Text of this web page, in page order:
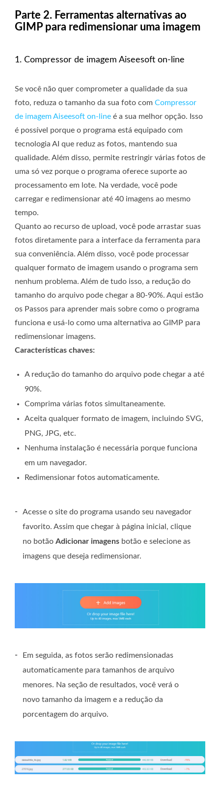
Parte 2. Ferramentas alternativas ao
GIMP para redimensionar uma imagem
1. Compressor de imagem Aiseesoft on-line
Se você não quer comprometer a qualidade da sua
foto, reduza o tamanho da sua foto com Compressor
de imagem Aiseesoft on-line é a sua melhor opção. Isso
é possível porque o programa está equipado com
tecnologia AI que reduz as fotos, mantendo sua
qualidade. Além disso, permite restringir várias fotos de
uma só vez porque o programa oferece suporte ao
processamento em lote. Na verdade, você pode
carregar e redimensionar até 40 imagens ao mesmo
tempo.
Quanto ao recurso de upload, você pode arrastar suas
fotos diretamente para a interface da ferramenta para
sua conveniência. Além disso, você pode processar
qualquer formato de imagem usando o programa sem
nenhum problema. Além de tudo isso, a redução do
tamanho do arquivo pode chegar a 80-90%. Aqui estão
os Passos para aprender mais sobre como o programa
funciona e usá-lo como uma alternativa ao GIMP para
redimensionar imagens.
Características chaves:
A redução do tamanho do arquivo pode chegar a até
90%.
Comprima várias fotos simultaneamente.
Aceita qualquer formato de imagem, incluindo SVG,
PNG, JPG, etc.
Nenhuma instalação é necessária porque funciona
em um navegador.
Redimensionar fotos automaticamente.
-
Acesse o site do programa usando seu navegador
favorito. Assim que chegar à página inicial, clique
no botão Adicionar imagens botão e selecione as
imagens que deseja redimensionar.
-
Em seguida, as fotos serão redimensionadas
automaticamente para tamanhos de arquivo
menores. Na seção de resultados, você verá o
novo tamanho da imagem e a redução da
porcentagem do arquivo.